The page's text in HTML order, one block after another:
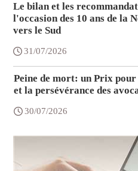
Le bilan et les
l'occasion des 10 ans de la
vers le Sud
31/07/2026
Peine de mort: un Prix
et la persévérance des
30/07/2026